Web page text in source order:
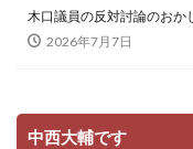
木口議員の反対討論のおか
2026年7月7日
中西大輔です